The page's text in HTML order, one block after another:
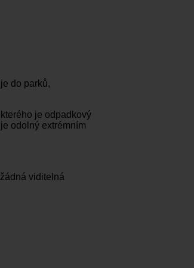
do parků,
je odpadkový
odolný extrémním
viditelná